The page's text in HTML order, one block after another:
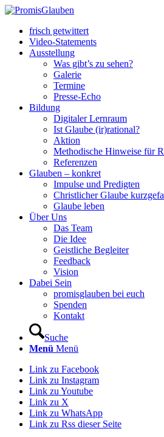
frisch getwittert
Video-Statements
Ausstellung
Was gibt’s zu sehen?
Galerie
Termine
Presse-Echo
Bildung
Digitaler Lernraum
Ist Glaube (ir)rational?
Aktion
Methodische Hinweise für
Referenzen
Glauben – konkret
Impulse und Predigten
Christlicher Glaube
Glaube leben
Über Uns
Das Team
Die Idee
Geistliche Begleiter
Feedback
Vision
Dabei Sein
promisglauben bei euch
Spenden
Kontakt
Suche
Menü Menü
Link zu Facebook
Link zu Instagram
Link zu Youtube
Link zu X
Link zu WhatsApp
Link zu Rss dieser Seite